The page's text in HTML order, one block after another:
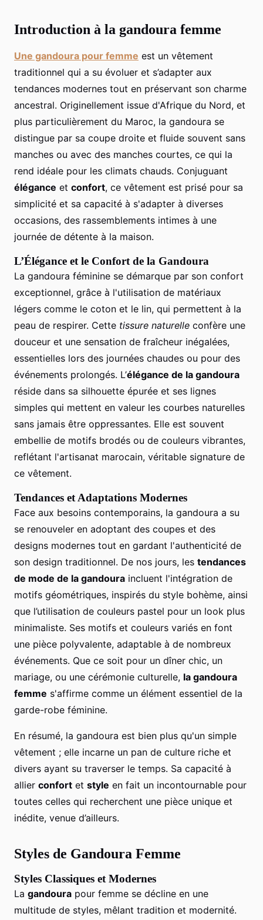
Introduction à la gandoura femme
Une gandoura pour femme est un vêtement
traditionnel qui a su évoluer et s’adapter aux
tendances modernes tout en préservant son charme
ancestral. Originellement issue d'Afrique du Nord, et
plus particulièrement du Maroc, la gandoura se
distingue par sa coupe droite et fluide souvent sans
manches ou avec des manches courtes, ce qui la
rend idéale pour les climats chauds. Conjuguant
élégance et confort, ce vêtement est prisé pour sa
simplicité et sa capacité à s'adapter à diverses
occasions, des rassemblements intimes à une
journée de détente à la maison.
L’Élégance et le Confort de la Gandoura
La gandoura féminine se démarque par son confort
exceptionnel, grâce à l'utilisation de matériaux
légers comme le coton et le lin, qui permettent à la
peau de respirer. Cette tissure naturelle confère une
douceur et une sensation de fraîcheur inégalées,
essentielles lors des journées chaudes ou pour des
événements prolongés. L’élégance de la gandoura
réside dans sa silhouette épurée et ses lignes
simples qui mettent en valeur les courbes naturelles
sans jamais être oppressantes. Elle est souvent
embellie de motifs brodés ou de couleurs vibrantes,
reflétant l'artisanat marocain, véritable signature de
ce vêtement.
Tendances et Adaptations Modernes
Face aux besoins contemporains, la gandoura a su
se renouveler en adoptant des coupes et des
designs modernes tout en gardant l'authenticité de
son design traditionnel. De nos jours, les tendances
de mode de la gandoura incluent l'intégration de
motifs géométriques, inspirés du style bohème, ainsi
que l’utilisation de couleurs pastel pour un look plus
minimaliste. Ses motifs et couleurs variés en font
une pièce polyvalente, adaptable à de nombreux
événements. Que ce soit pour un dîner chic, un
mariage, ou une cérémonie culturelle, la gandoura
femme s'affirme comme un élément essentiel de la
garde-robe féminine.
En résumé, la gandoura est bien plus qu'un simple
vêtement ; elle incarne un pan de culture riche et
divers ayant su traverser le temps. Sa capacité à
allier confort et style en fait un incontournable pour
toutes celles qui recherchent une pièce unique et
inédite, venue d’ailleurs.
Styles de Gandoura Femme
Styles Classiques et Modernes
La gandoura pour femme se décline en une
multitude de styles, mêlant tradition et modernité.